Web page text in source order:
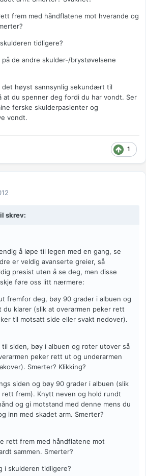
frem med håndflatene mot hverande og
tidligere?
de andre skulder-/brystøvelsene
det høyst sannsynlig sekundært til
at du spenner deg fordi du har vondt. Ser
ferske skulderpasienter og
vondt.
1
skrev:
å løpe til legen med en gang, se
er veldig avanserte greier, så
presist uten å se deg, men disse
føre oss litt nærmere:
fremfor deg, bøy 90 grader i albuen og
du klarer (slik at overarmen peker rett
til motsatt side eller svakt nedover).
siden, bøy i albuen og roter utover så
peker rett ut og underarmen
Smerter? Klikking?
siden og bøy 90 grader i albuen (slik
rett frem). Knytt neven og hold rundt
og gi motstand med denne mens du
inn med skadet arm. Smerter?
rett frem med håndflatene mot
sammen. Smerter?
i skulderen tidligere?